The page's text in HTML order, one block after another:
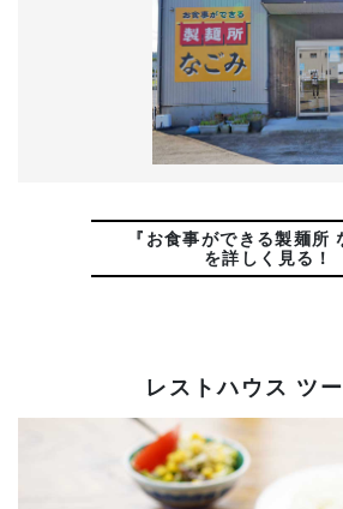
『お食事ができる製麺所
を詳しく見る！
レストハウス ツ